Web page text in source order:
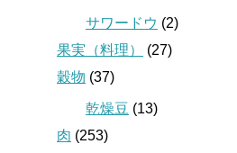
サワードウ (2)
果実（料理）
(27)
穀物 (37)
乾燥豆 (13)
肉 (253)